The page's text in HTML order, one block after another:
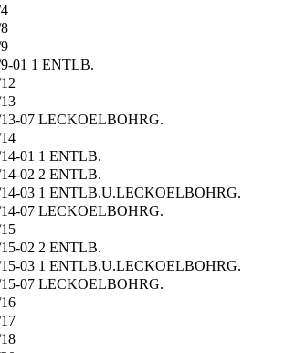
01 1 ENTLB.
07 LECKOELBOHRG.
01 1 ENTLB.
02 2 ENTLB.
03 1 ENTLB.U.LECKOELBOHRG.
07 LECKOELBOHRG.
02 2 ENTLB.
03 1 ENTLB.U.LECKOELBOHRG.
07 LECKOELBOHRG.